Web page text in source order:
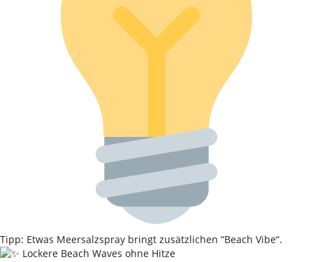
Tipp: Etwas Meersalzspray bringt zusätzlichen “Beach Vibe“.